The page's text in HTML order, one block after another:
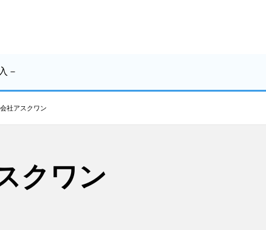
－
社アスクワン
クワン